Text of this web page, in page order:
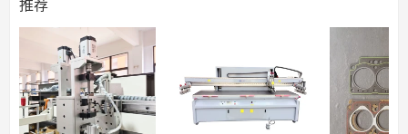
推荐